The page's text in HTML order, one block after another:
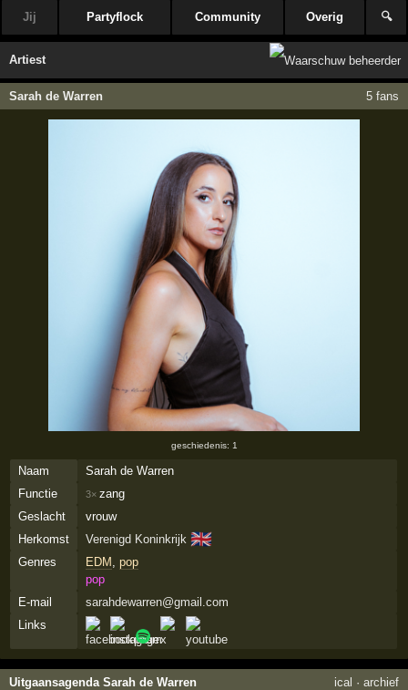
Jij Partyflock Community Overig 🔍
Artiest
Sarah de Warren 5 fans
geschiedenis: 1
Naam
Sarah de Warren
Functie
3× zang
Geslacht
vrouw
Herkomst
Verenigd Koninkrijk 🇬🇧
Genres EDM , pop
pop
E-mail
sarahdewarren@gmail.com
Links
Uitgaansagenda Sarah de Warren ical · archief